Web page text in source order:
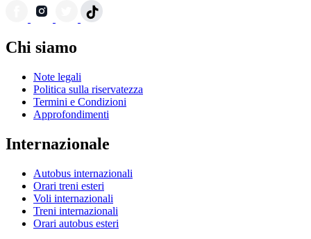
Chi siamo
Note legali
Politica sulla riservatezza
Termini e Condizioni
Approfondimenti
Internazionale
Autobus internazionali
Orari treni esteri
Voli internazionali
Treni internazionali
Orari autobus esteri